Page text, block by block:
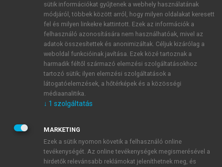
ÚJ FIÓK LÉTREHOZÁSA
1 óra díjmentes hozzáférés
E-MAIL-CÍM
JELSZÓ
JELSZÓ ÚJRA
sütik információkat gyűjtenek a webhely használatának
módjáról, többek között arról, hogy milyen oldalakat keresett
fel és milyen linkekre kattintott. Ezek az információk a
felhasználó azonosítására nem használhatóak, mivel az
adatok összesítettek és anonimizáltak. Céljuk kizárólag a
weboldal funkcióinak javítása. Ezek közé tartoznak a
harmadik féltől származó elemzési szolgáltatásokhoz
tartozó sütik; ilyen elemzési szolgáltatások a
látogatóelemzések, a hőtérképek és a közösségi
médiaanalitika.
↓ 1 szolgáltatás
MARKETING
Ezek a sütik nyomon követik a felhasználó online
tevékenységét. Az online tevékenységek megismerésével a
hirdetők relevánsabb reklámokat jeleníthetnek meg, és